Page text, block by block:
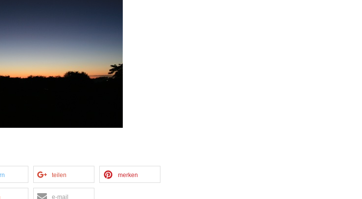
teilen merken
e-mail